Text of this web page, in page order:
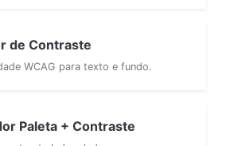
de Contraste
WCAG para texto e fundo.
Paleta + Contraste